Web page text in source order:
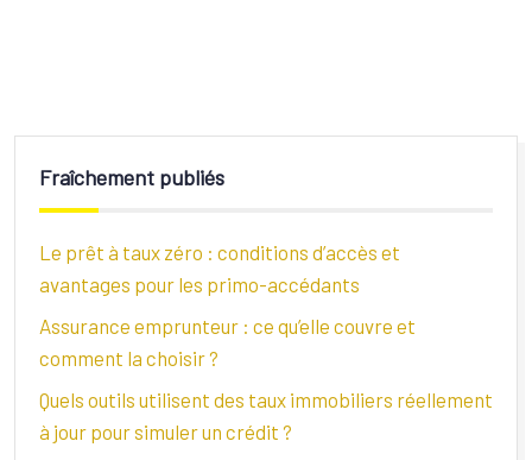
Fraîchement publiés
Le prêt à taux zéro : conditions d’accès et
avantages pour les primo-accédants
Assurance emprunteur : ce qu’elle couvre et
comment la choisir ?
Quels outils utilisent des taux immobiliers réellement
à jour pour simuler un crédit ?